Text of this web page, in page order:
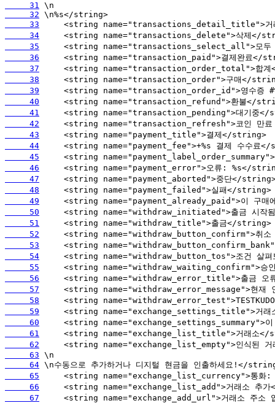
     31
     32
     33
     34
     35
     36
     37
     38
     39
     40
     41
     42
     43
     44
     45
     46
     47
     48
     49
     50
     51
     52
     53
     54
     55
     56
     57
     58
     59
     60
     61
     62
     63
     64
     65
     66
     67